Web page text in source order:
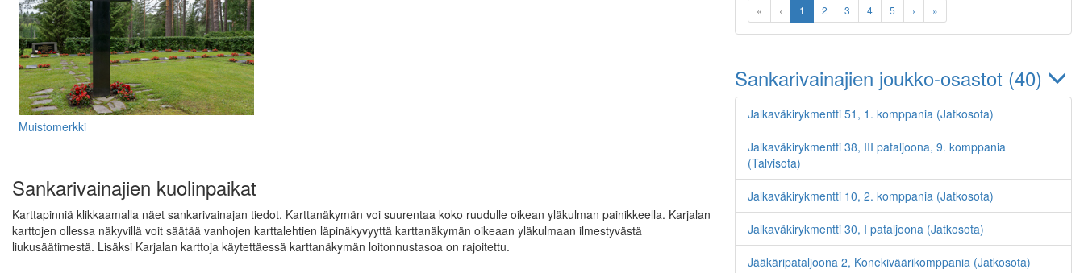
Muistomerkki
Sankarivainajien kuolinpaikat
Karttapinniä klikkaamalla näet sankarivainajan tiedot. Karttanäkymän voi suurentaa koko ruudulle oikean yläkulman painikkeella. Karjalan
karttojen ollessa näkyvillä voit säätää vanhojen karttalehtien läpinäkyvyyttä karttanäkymän oikeaan yläkulmaan ilmestyvästä
liukusäätimestä. Lisäksi Karjalan karttoja käytettäessä karttanäkymän loitonnustasoa on rajoitettu.
« ‹ 1 2 3 4 5 › »
Sankarivainajien joukko-osastot (40)
Jalkaväkirykmentti 51, 1. komppania (Jatkosota)
Jalkaväkirykmentti 38, III pataljoona, 9. komppania
(Talvisota)
Jalkaväkirykmentti 10, 2. komppania (Jatkosota)
Jalkaväkirykmentti 30, I pataljoona (Jatkosota)
Jääkäripataljoona 2, Konekiväärikomppania (Jatkosota)